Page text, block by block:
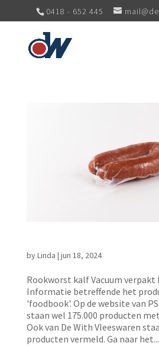
0418 - 652 445
byLinda | jun 18, 2024
Rookworst kalf Vacuum
Informatie betreffende het
'foodbook'. Op de website van
staan wel 175.000 producten
Ook van De With Vleeswaren
producten vermeld. Ga naar het...